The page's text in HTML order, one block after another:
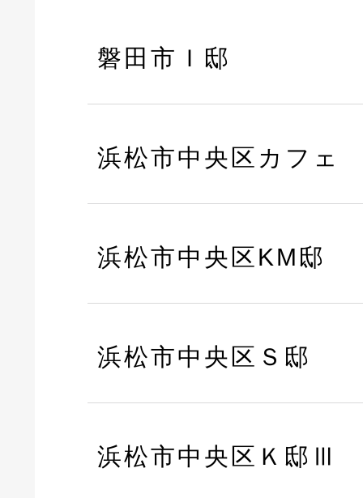
磐田市Ｉ邸
浜松市中央区カフェ
浜松市中央区KM邸
浜松市中央区Ｓ邸
浜松市中央区Ｋ邸Ⅲ